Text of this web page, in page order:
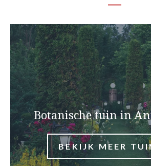
Botanische tuin in
BEKIJK MEER